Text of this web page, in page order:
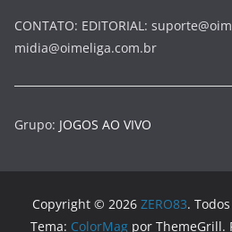
CONTATO: EDITORIAL:
midia@oimeliga.com.br
Grupo: JOGOS AO VIVO
Copyright © 2026 ZERO83.
Tema: ColorMag por ThemeGrill.